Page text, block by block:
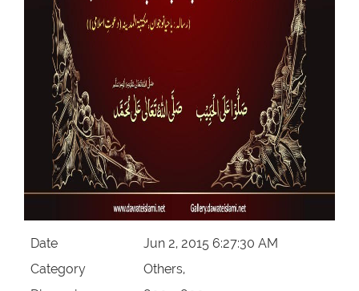
Date
Jun 2, 2015 6:27:30 AM
Category
Others,